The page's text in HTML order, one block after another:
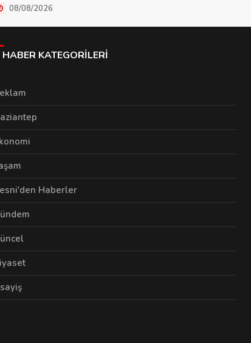
08/08/2026
HABER KATEGORILERI
Haberler